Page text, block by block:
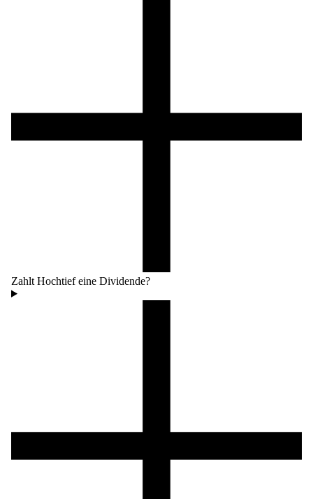
Zahlt Hochtief eine Dividende?